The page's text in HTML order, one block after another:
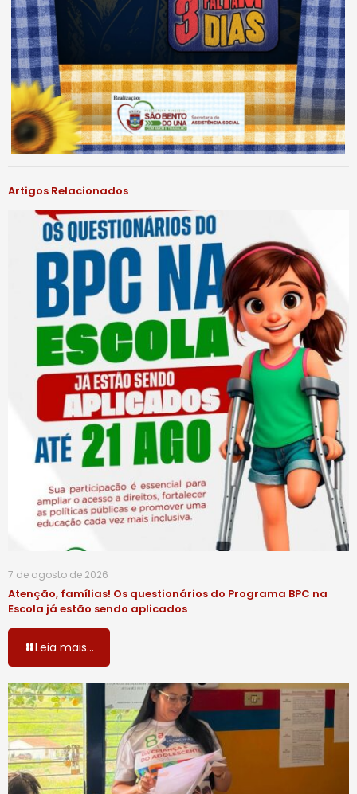
Artigos Relacionados
7 de agosto de 2026
Atenção, famílias! Os questionários do Programa BPC na
Escola já estão sendo aplicados
Leia mais...